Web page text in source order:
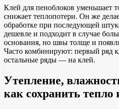
Клей для пеноблоков уменьшает
снижает теплопотери. Он же
обработке при последующей
дешевле и подходит в случае
основания, но швы толще и
Часто комбинируют: первый ряд
остальные ряды — на клей.
Утепление,
как сохранить тепло